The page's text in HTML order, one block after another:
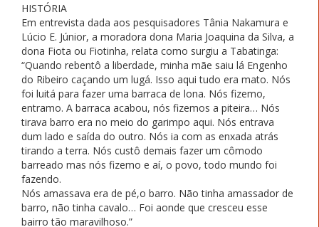
HISTÓRIA
Em entrevista dada aos pesquisadores Tânia Nakamura e
Lúcio E. Júnior, a moradora dona Maria Joaquina da Silva, a
dona Fiota ou Fiotinha, relata como surgiu a Tabatinga:
“Quando rebentô a liberdade, minha mãe saiu lá Engenho
do Ribeiro caçando um lugá. Isso aqui tudo era mato. Nós
foi luitá para fazer uma barraca de lona. Nós fizemo,
entramo. A barraca acabou, nós fizemos a piteira… Nós
tirava barro era no meio do garimpo aqui. Nós entrava
dum lado e saída do outro. Nós ia com as enxada atrás
tirando a terra. Nós custô demais fazer um cômodo
barreado mas nós fizemo e aí, o povo, todo mundo foi
fazendo.
Nós amassava era de pé,o barro. Não tinha amassador de
barro, não tinha cavalo… Foi aonde que cresceu esse
bairro tão maravilhoso.”